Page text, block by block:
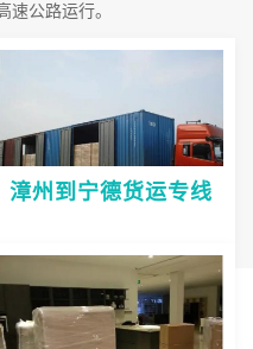
速公路运行。
漳州到宁德货运专线